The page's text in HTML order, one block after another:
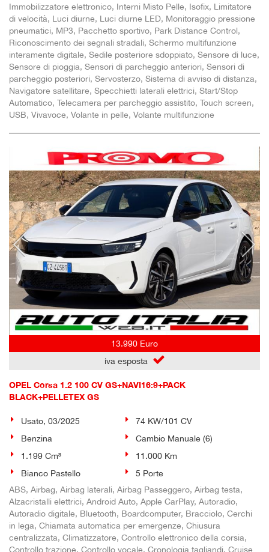
Immobilizzatore elettronico, Interni Misto Pelle, Isofix, Limitatore
di velocità, Luci diurne, Luci diurne LED, Monitoraggio pressione
pneumatici, MP3, Pacchetto sportivo, Park Distance Control,
Riconoscimento dei segnali stradali, Schermo multifunzione
interamente digitale, Sedile posteriore sdoppiato, Sensore di luce,
Sensore di pioggia, Sensori di parcheggio anteriori, Sensori di
parcheggio posteriori, Servosterzo, Sistema di avviso di distanza,
Navigatore satellitare, Specchietti laterali elettrici, Start/Stop
Automatico, Telecamera per parcheggio assistito, Touch screen,
USB, Vivavoce, Volante in pelle, Volante multifunzione
13.990 Euro
iva esposta
OPEL Corsa 1.2 100 CV GS+NAVI16:9+PACK
BLACK+PELLETEX GS
Usato, 03/2025
74 KW/101 CV
Benzina
Cambio Manuale (6)
1.199 Cm³
11.000 Km
Bianco Pastello
5 Porte
ABS, Airbag, Airbag laterali, Airbag Passeggero, Airbag testa,
Alzacristalli elettrici, Android Auto, Apple CarPlay, Autoradio,
Autoradio digitale, Bluetooth, Boardcomputer, Bracciolo, Cerchi
in lega, Chiamata automatica per emergenze, Chiusura
centralizzata, Climatizzatore, Controllo elettronico della corsia,
Controllo trazione, Controllo vocale, Cronologia tagliandi, Cruise